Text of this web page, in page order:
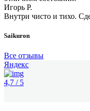
Игорь Р.
Внутри чисто и тихо.
Saikuron
Все отзывы
Яндекс
4,7 / 5